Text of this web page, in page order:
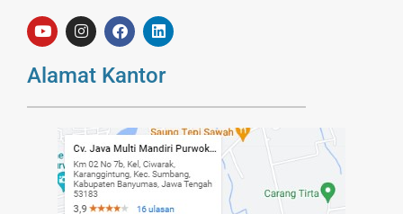
Alamat Kantor